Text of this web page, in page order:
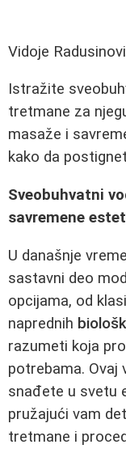
Vidoje
Istražite
tretmane za
masaže i
kako da
Sveobuhvatni
savremene
U današnje
sastavni deo
opcijama, od
naprednih
razumeti koja
potrebama. Ovaj
snađete u svetu
pružajući vam
tretmane i